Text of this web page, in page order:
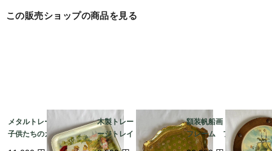
この販売ショップの商品を見る
メタルトレー 大型
子供たちのガーデニン
グ 植え込み お庭ジ
木製トレー ヴィンテ
ージトレイ イタリア
ン工芸 取っ手付き
額装帆船画 木製丸型
フレーム フランス
マリン 晴天 航海 19